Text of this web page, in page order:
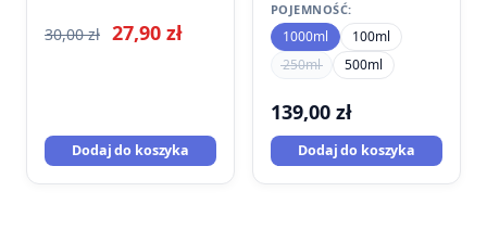
30,00zł Pierwotna
27,90 złAktualna
Dodaj do koszyka
POJEMNOŚĆ:
1000ml
100ml
250ml
500ml
139,00 zł
Dodaj do koszyka